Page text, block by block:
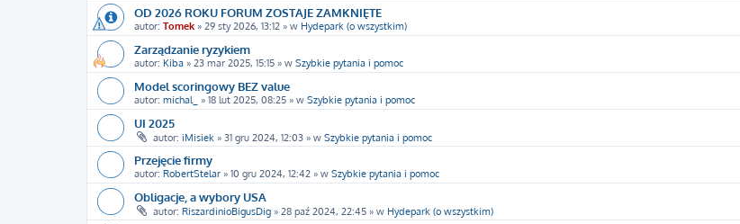
OD 2026 ROKU FORUM ZOSTAJE ZAMKNIĘTE
autor: Tomek » 29 sty 2026, 13:12 » w Hydepark (o wszystkim)
Zarządzanie ryzykiem
autor: Kiba » 23 mar 2025, 15:15 » w Szybkie pytania i pomoc
Model scoringowy BEZ value
autor: michal_ » 18 lut 2025, 08:25 » w Szybkie pytania i pomoc
UI 2025
autor: iMisiek » 31 gru 2024, 12:03 » w Szybkie pytania i pomoc
Przejęcie firmy
autor: RobertStelar » 10 gru 2024, 12:42 » w Szybkie pytania i pomoc
Obligacje, a wybory USA
autor: RiszardinioBigusDig » 28 paź 2024, 22:45 » w Hydepark (o wszystkim)